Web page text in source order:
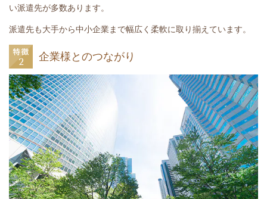
い派遣先が多数あります。
派遣先も大手から中小企業まで幅広く柔軟に取り揃えています。
企業様とのつながり